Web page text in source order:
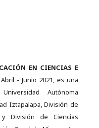
EN CIENCIAS E
- Junio 2021, es una
Autónoma
Iztapalapa, División de
División de Ciencias